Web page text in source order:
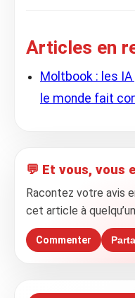
Articles en
Moltbook : les
le monde fait
💬 Et vous, vous
Racontez votre avis
cet article à
Commenter